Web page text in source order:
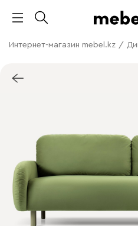
Интернет-магазин mebel.kz /